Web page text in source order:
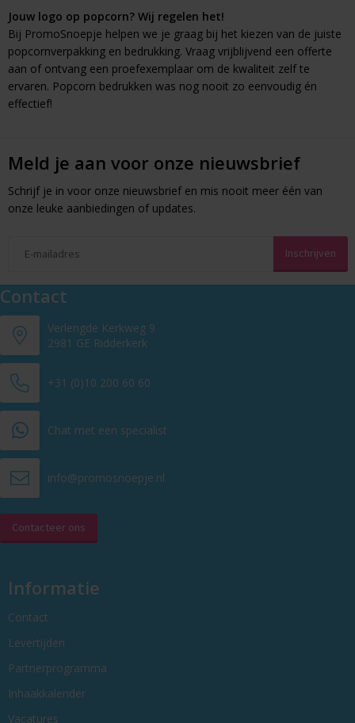
Jouw logo op popcorn? Wij regelen het!
Bij PromoSnoepje helpen we je graag bij het kiezen van de juiste
popcornverpakking en bedrukking. Vraag vrijblijvend een offerte
aan of ontvang een proefexemplaar om de kwaliteit zelf te
ervaren. Popcorn bedrukken was nog nooit zo eenvoudig én
effectief!
Meld je aan voor onze nieuwsbrief
Schrijf je in voor onze nieuwsbrief en mis nooit meer één van
onze leuke aanbiedingen of updates.
Contact
Verlengde Kerkweg 9
2981 GE Ridderkerk
+31 (0)10 200 60 60
Chat met een specialist
info@promosnoepje.nl
Contacteer ons
Informatie
Contact
Levertijden
Partnerprogramma
Inhaakkalender
Vacatures